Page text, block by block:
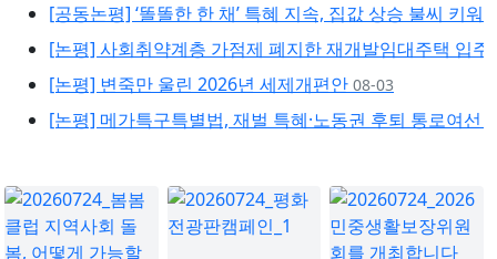
[공동논평] ‘똘똘한 한 채’ 특혜 지속, 집값 상승 불씨 키워
[논평] 사회취약계층 가점제 폐지한 재개발임대주택 입
[논평] 변죽만 울린 2026년 세제개편안 08-03
[논평] 메가특구특별법, 재벌 특혜·노동권 후퇴 통로여선